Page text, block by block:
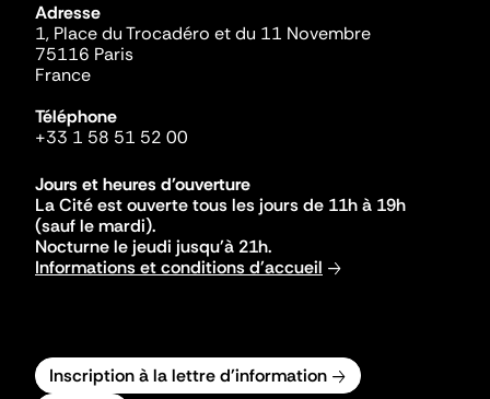
Adresse
1, Place du Trocadéro et du 11 Novembre
75116 Paris
France
Téléphone
+33 1 58 51 52 00
Jours et heures d'ouverture
La Cité est ouverte tous les jours de 11h à 19h
(sauf le mardi).
Nocturne le jeudi jusqu'à 21h.
Informations et conditions d'accueil
Inscription à la lettre d'information